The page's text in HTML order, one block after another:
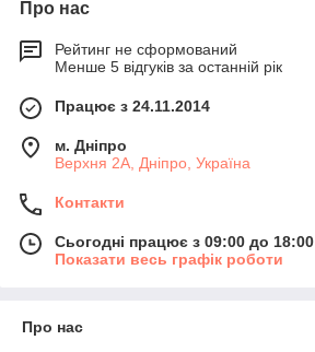
Про нас
Рейтинг не сформований
Менше 5 відгуків за останній рік
Працює з 24.11.2014
м. Дніпро
Верхня 2А, Дніпро, Україна
Контакти
Сьогодні працює з 09:00 до 18:00
Показати весь графік роботи
Про нас